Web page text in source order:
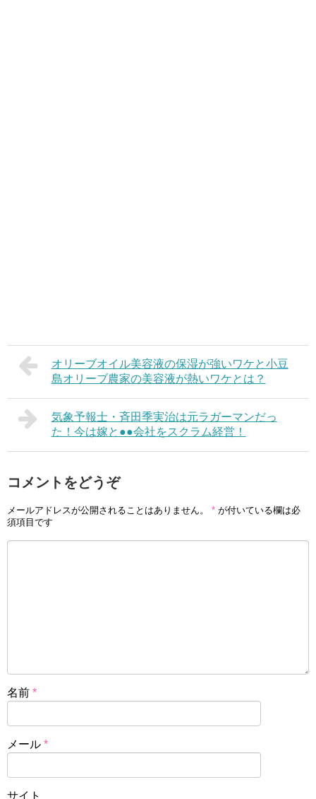
オリーブオイル美容液の保湿が強いワケと小豆
島オリーブ農家の美容液が熱いワケとは？
気象予報士・斉田季実治は元ラガーマンだっ
た！今は嫁と●●会社をスクラム経営！
コメントをどうぞ
メールアドレスが公開されることはありません。 * が付いている欄は必
須項目です
名前 *
メール *
サイト